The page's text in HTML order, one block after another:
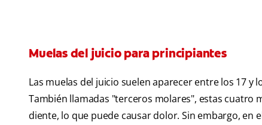
Muelas del juicio para principiantes
Las muelas del juicio suelen aparecer entre los 17
También llamadas "terceros molares", estas cuatro
diente, lo que puede causar dolor. Sin embargo, en